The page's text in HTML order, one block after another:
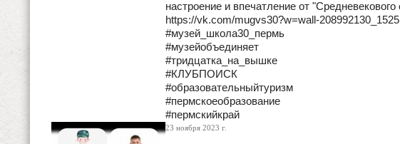
настроение и впечатление от "Средневекового
https://vk.com/mugvs30?w=wall-208992130_1525
#музей_школа30_пермь
#музейобъединяет
#тридцатка_на_вышке
#КЛУБПОИСК
#образовательныйтуризм
#пермскоеобразование
#пермскийкрай
23 ноября 2023 г.